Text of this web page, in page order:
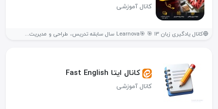
کانال آموزشی
🔵کانال یادگیری زبان Learnova🎯 🎯 ۱۳ سال سابقه تدریس، طراحی و مدیریت...
کانال ایتا Fast English
کانال آموزشی